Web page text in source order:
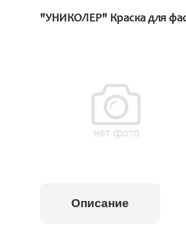
"УНИКОЛЕР" Краска для
Описание